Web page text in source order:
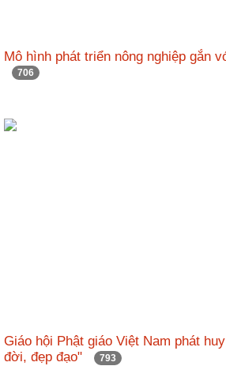
Mô hình phát triển nông nghiệp gắn
706
Giáo hội Phật giáo Việt Nam phát
đời, đẹp đạo"
793